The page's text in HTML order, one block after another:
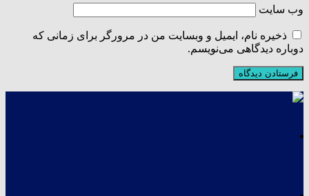
وب‌ سایت
ذخیره نام، ایمیل و وبسایت من در مرورگر برای زمانی که
دوباره دیدگاهی می‌نویسم.